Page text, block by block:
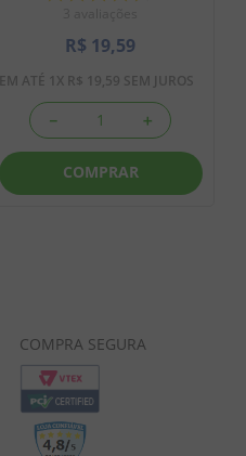
R$ 19,59
EM ATÉ 1 X R$ 19,59 SEM JUROS
＋
－
COMPRAR
COMPRA SEGURA